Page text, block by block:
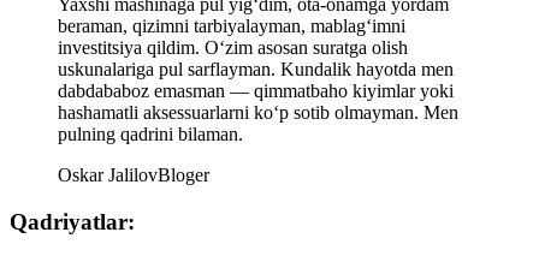
Yaxshi mashinaga pul yig‘dim, ota-onamga yordam
beraman, qizimni tarbiyalayman, mablag‘imni
investitsiya qildim. O‘zim asosan suratga olish
uskunalariga pul sarflayman. Kundalik hayotda men
dabdababoz emasman — qimmatbaho kiyimlar yoki
hashamatli aksessuarlarni ko‘p sotib olmayman. Men
pulning qadrini bilaman.
Oskar JalilovBloger
Qadriyatlar: